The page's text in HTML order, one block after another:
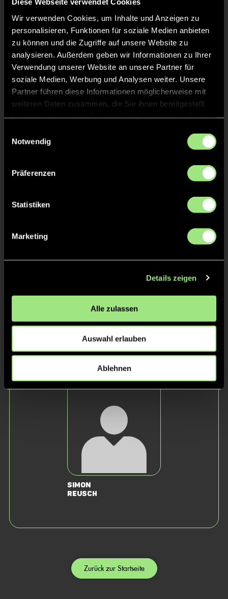
Wir verwenden Cookies, um Inhalte und Anzeigen zu
personalisieren, Funktionen für soziale Medien anbieten
zu können und die Zugriffe auf unsere Website zu
analysieren. Außerdem geben wir Informationen zu Ihrer
Verwendung unserer Website an unsere Partner für
soziale Medien, Werbung und Analysen weiter. Unsere
Partner führen diese Informationen möglicherweise mit
weiteren Daten zusammen, die Sie ihnen bereitgestellt
Notwendig
Präferenzen
Statistiken
Marketing
Details zeigen
Alle zulassen
Auswahl erlauben
Ablehnen
Ole
S.
Seán
W.
S.
Tim
Staff
Simon
Reusch
Zurück zur Startseite